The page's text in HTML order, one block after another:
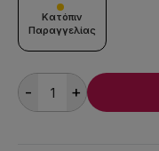
Κατόπιν
Παραγγελίας
- +